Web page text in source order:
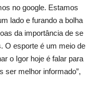
no google. Estamos
lado e furando a bolha
da importância de se
O esporte é um meio de
o Igor hoje é falar para
ser melhor informado”,